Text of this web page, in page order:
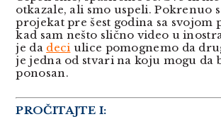
otkazale, ali smo uspeli. Pokrenuo
projekat pre šest godina sa svojom
kad sam nešto slično video u
je da deci ulice pomognemo da
je jedna od stvari na koju mogu da
ponosan.
PROČITAJTE I: